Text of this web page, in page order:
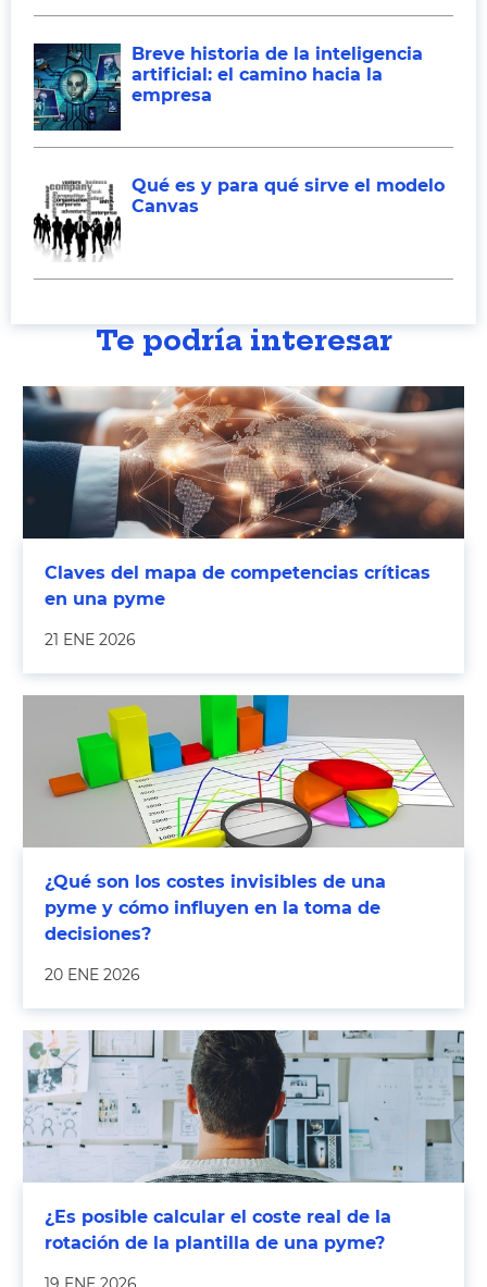
Breve historia de la inteligencia
artificial: el camino hacia la
empresa
Qué es y para qué sirve el modelo
Canvas
Te podría interesar
Claves del mapa de competencias críticas
en una pyme
21 ENE 2026
¿Qué son los costes invisibles de una
pyme y cómo influyen en la toma de
decisiones?
20 ENE 2026
¿Es posible calcular el coste real de la
rotación de la plantilla de una pyme?